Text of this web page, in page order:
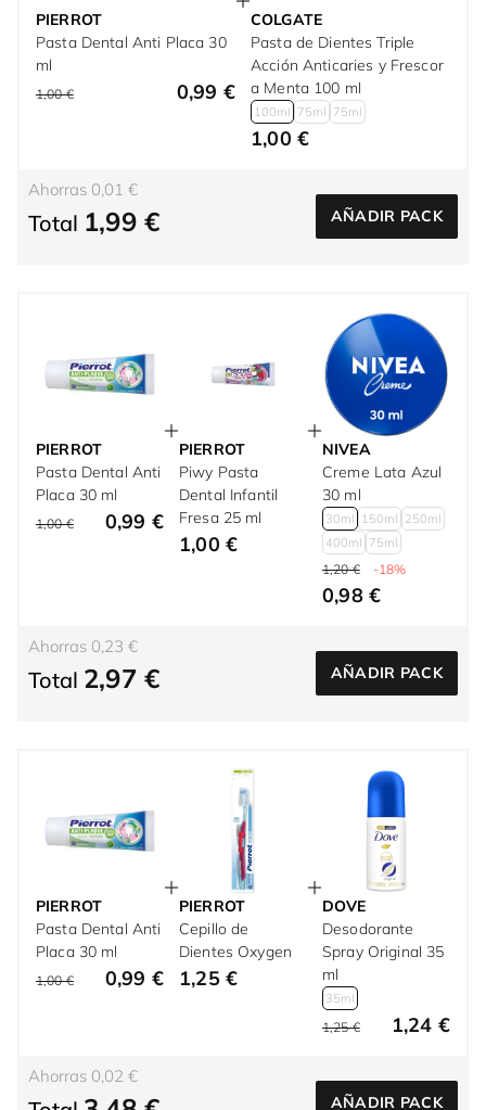
PIERROT
Pasta Dental Anti Placa 30
ml
1,00 € 0,99 €
COLGATE
Pasta de Dientes Triple
Acción Anticaries y Frescor
a Menta 100 ml
100ml 75ml 75ml
1,00 €
Ahorras 0,01 €
Total 1,99 € AÑADIR PACK
PIERROT
Pasta Dental Anti
Placa 30 ml
1,00 € 0,99 €
PIERROT
Piwy Pasta
Dental Infantil
Fresa 25 ml
1,00 €
NIVEA
Creme Lata Azul
30 ml
30ml 150ml 250ml
400ml 75ml
1,20 € -18%
0,98 €
Ahorras 0,23 €
Total 2,97 € AÑADIR PACK
PIERROT
Pasta Dental Anti
Placa 30 ml
1,00 € 0,99 €
PIERROT
Cepillo de
Dientes Oxygen
1,25 €
DOVE
Desodorante
Spray Original 35
ml
35ml
1,25 € 1,24 €
Ahorras 0,02 €
AÑADIR PACK